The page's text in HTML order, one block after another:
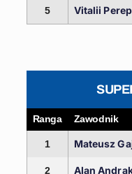
5 Vitalii
Ranga Zawodnik
1 Mateusz
2 Alan